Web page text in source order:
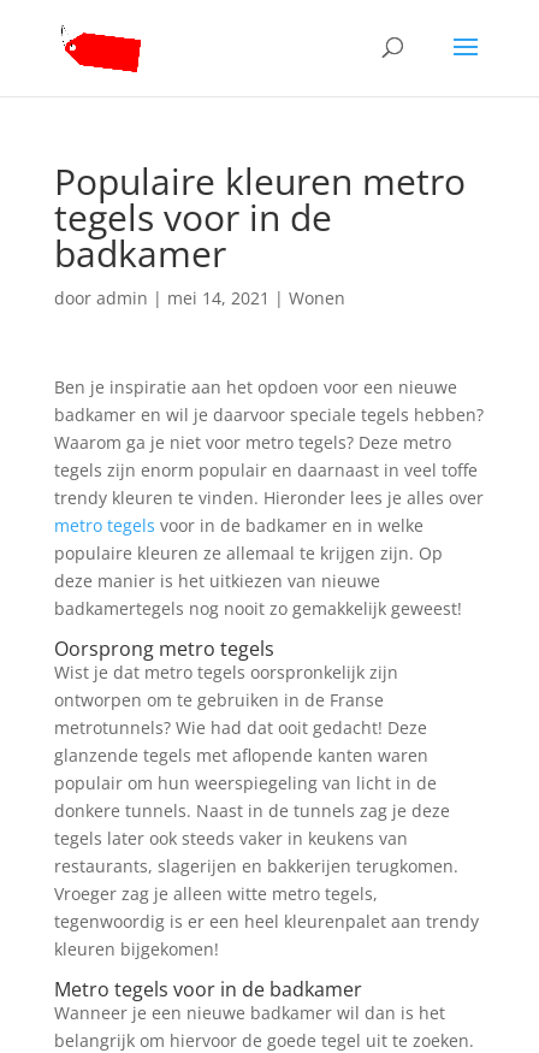
Populaire kleuren metro
tegels voor in de
badkamer
door admin | mei 14, 2021 | Wonen
Ben je inspiratie aan het opdoen voor een nieuwe
badkamer en wil je daarvoor speciale tegels hebben?
Waarom ga je niet voor metro tegels? Deze metro
tegels zijn enorm populair en daarnaast in veel toffe
trendy kleuren te vinden. Hieronder lees je alles over
metro tegels voor in de badkamer en in welke
populaire kleuren ze allemaal te krijgen zijn. Op
deze manier is het uitkiezen van nieuwe
badkamertegels nog nooit zo gemakkelijk geweest!
Oorsprong metro tegels
Wist je dat metro tegels oorspronkelijk zijn
ontworpen om te gebruiken in de Franse
metrotunnels? Wie had dat ooit gedacht! Deze
glanzende tegels met aflopende kanten waren
populair om hun weerspiegeling van licht in de
donkere tunnels. Naast in de tunnels zag je deze
tegels later ook steeds vaker in keukens van
restaurants, slagerijen en bakkerijen terugkomen.
Vroeger zag je alleen witte metro tegels,
tegenwoordig is er een heel kleurenpalet aan trendy
kleuren bijgekomen!
Metro tegels voor in de badkamer
Wanneer je een nieuwe badkamer wil dan is het
belangrijk om hiervoor de goede tegel uit te zoeken.